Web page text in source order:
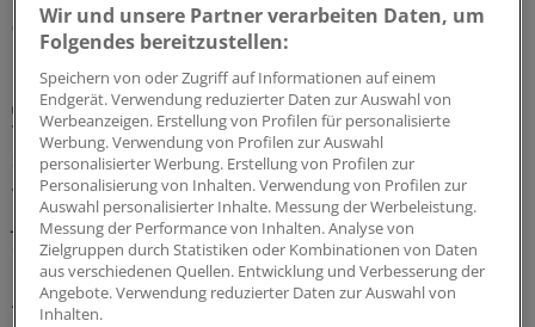
06.08.2026
Gefahr meistens überschätzt
Thoraxschmerzen bei Kindern haben laut Analyse
selten kardiale Ursachen
Wird der Rettungsdienst gerufen, weil ein Kind oder ein
Jugendlicher plötzlich unter Thoraxschmerzen leidet, ist
die Ursache meistens gutartig und selten kardialen
Ursprungs. Auffällige Vitalparameter sind jedoch ein
Alarmzeichen.
Wir und unsere Partner verarbeiten Daten, um
Folgendes bereitzustellen:
Speichern von oder Zugriff auf Informationen auf einem
Endgerät. Verwendung reduzierter Daten zur Auswahl von
Werbeanzeigen. Erstellung von Profilen für personalisierte
Werbung. Verwendung von Profilen zur Auswahl
personalisierter Werbung. Erstellung von Profilen zur
Personalisierung von Inhalten. Verwendung von Profilen zur
Auswahl personalisierter Inhalte. Messung der Werbeleistung.
Messung der Performance von Inhalten. Analyse von
Zielgruppen durch Statistiken oder Kombinationen von Daten
aus verschiedenen Quellen. Entwicklung und Verbesserung der
Angebote. Verwendung reduzierter Daten zur Auswahl von
Inhalten.